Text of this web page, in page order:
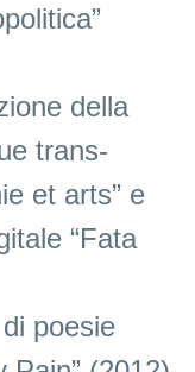
della
trans-
et arts” e
“Fata
poesie